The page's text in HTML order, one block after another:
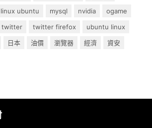
linux ubuntu mysql nvidia
ogame
twitter twitter firefox
ubuntu linux
日本 油價 瀏覽器 經濟
資安